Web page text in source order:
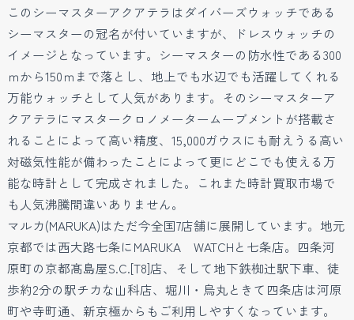
このシーマスターアクアテラはダイバーズウォッチである
シーマスターの冠名が付いていますが、ドレスウォッチの
イメージとなっています。シーマスターの防水性である300
ｍから150ｍまで落とし、地上でも水辺でも活躍してくれる
万能ウォッチとして人気があります。そのシーマスターア
クアテラにマスタークロノメータームーブメントが搭載さ
れることによって高い精度、15,000ガウスにも耐えうる高い
対磁気性能が備わったことによって更にどこでも使える万
能な時計として完成されました。これまた時計買取市場で
も人気沸騰間違いありません。
マルカ(MARUKA)はただ今全国7店舗に展開しています。地元
京都では西大路七条にMARUKA WATCHと七条店。四条河
原町の京都髙島屋S.C.[T8]店、そして地下鉄椥辻駅下車、徒
歩約2分の駅チカな山科店、堀川・烏丸ときて四条店は河原
町や寺町通、新京極からもご利用しやすくなっています。